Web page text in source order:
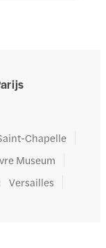
Chapelle
Museum
Versailles